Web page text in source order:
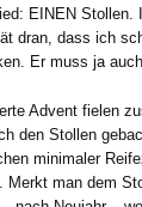
EINEN Stollen.
dran, dass ich
Er muss ja
Advent fielen
den Stollen
minimaler
Merkt man dem